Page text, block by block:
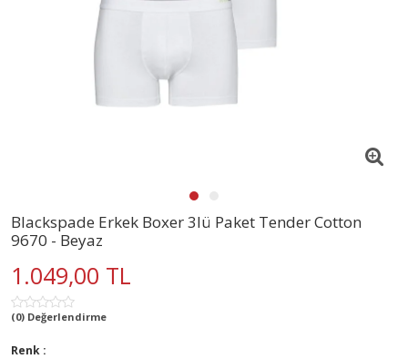
Blackspade Erkek Boxer 3lü Paket Tender Cotton
9670 - Beyaz
1.049,00 TL
(0) Değerlendirme
Renk :